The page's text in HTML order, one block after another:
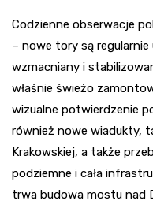
Codzienne obserwacje
– nowe tory są regularnie
wzmacniany i
właśnie świeżo
wizualne potwierdzenie
również nowe wiadukty,
Krakowskiej, a także
podziemne i cała
trwa budowa mostu nad